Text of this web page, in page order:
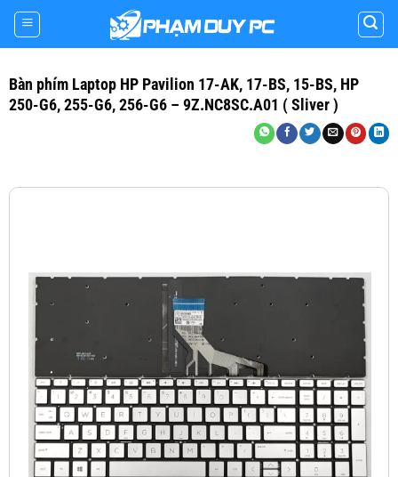
Skip
content
Bàn phím Laptop HP Pavilion 17-AK, 17-BS, 15-BS, HP
250-G6, 255-G6, 256-G6 – 9Z.NC8SC.A01 ( Sliver )